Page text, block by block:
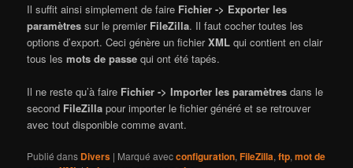
Il suffit ainsi simplement de faire Fichier -> Exporter les
paramètres sur le premier FileZilla. Il faut cocher toutes les
options d’export. Ceci génère un fichierXML qui contient en clair
tous lesmots de passe qui ont été tapés.
Il ne reste qu’à faire Fichier -> Importer les paramètres dans le
second FileZilla pour importer le fichier généré et se retrouver
avec tout disponible comme avant.
Publié dans Divers | Marqué avecconfiguration,FileZilla,ftp,mot de